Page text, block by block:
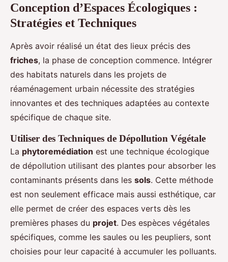
Conception d’Espaces Écologiques :
Stratégies et Techniques
Après avoir réalisé un état des lieux précis des
friches, la phase de conception commence. Intégrer
des habitats naturels dans les projets de
réaménagement urbain nécessite des stratégies
innovantes et des techniques adaptées au contexte
spécifique de chaque site.
Utiliser des Techniques de Dépollution Végétale
La phytoremédiation est une technique écologique
de dépollution utilisant des plantes pour absorber les
contaminants présents dans les sols. Cette méthode
est non seulement efficace mais aussi esthétique, car
elle permet de créer des espaces verts dès les
premières phases du projet. Des espèces végétales
spécifiques, comme les saules ou les peupliers, sont
choisies pour leur capacité à accumuler les polluants.